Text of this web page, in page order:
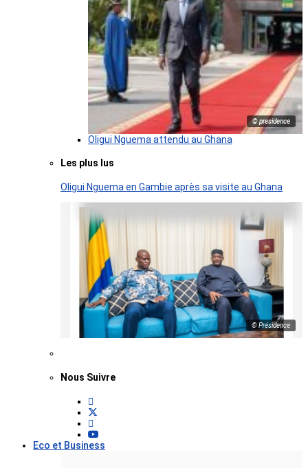
© presidence
Oligui Nguema attendu au Ghana
Les plus lus
Oligui Nguema en Gambie après sa visite au Ghana
© Présidence
Nous Suivre
Eco et Business